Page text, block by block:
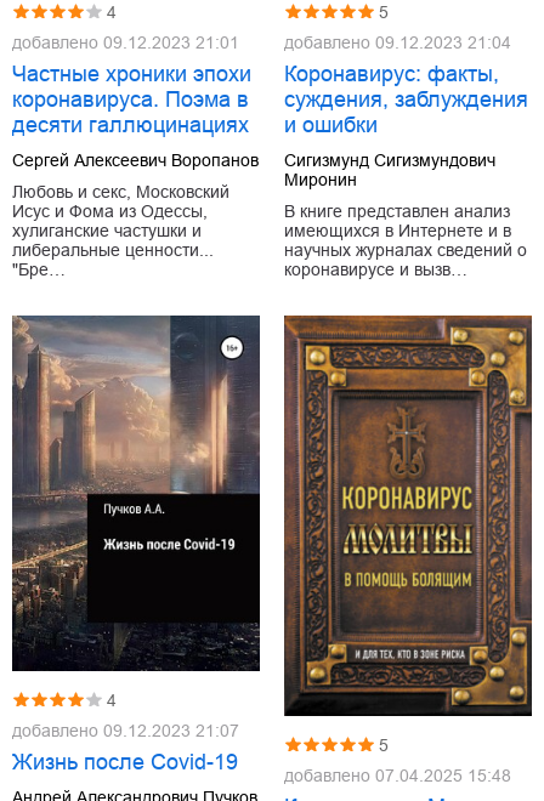
4
добавлено 09.12.2023 21:01
Частные хроники эпохи
коронавируса. Поэма в
десяти галлюцинациях
Сергей Алексеевич Воропанов
Любовь и секс, Московский
Исус и Фома из Одессы,
хулиганские частушки и
либеральные ценности...
"Бре…
5
добавлено 09.12.2023 21:04
Коронавирус: факты,
суждения, заблуждения
и ошибки
Сигизмунд Сигизмундович
Миронин
В книге представлен анализ
имеющихся в Интернете и в
научных журналах сведений о
коронавирусе и вызв…
4
добавлено 09.12.2023 21:07
Жизнь после Covid-19
Андрей Александрович Пучков
5
добавлено 07.04.2025 15:48